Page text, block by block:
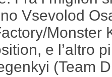
Vsevolod
Monster
e l’altro
(Team